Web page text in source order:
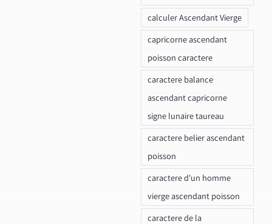
calculer Ascendant Vierge
capricorne ascendant
poisson caractere
caractere balance
ascendant capricorne
signe lunaire taureau
caractere belier ascendant
poisson
caractere d'un homme
vierge ascendant poisson
caractere de la